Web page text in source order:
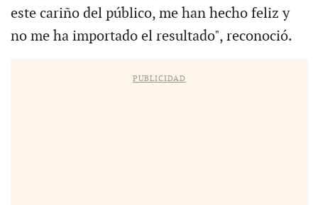
este cariño del público, me han hecho feliz y
no me ha importado el resultado", reconoció.
PUBLICIDAD